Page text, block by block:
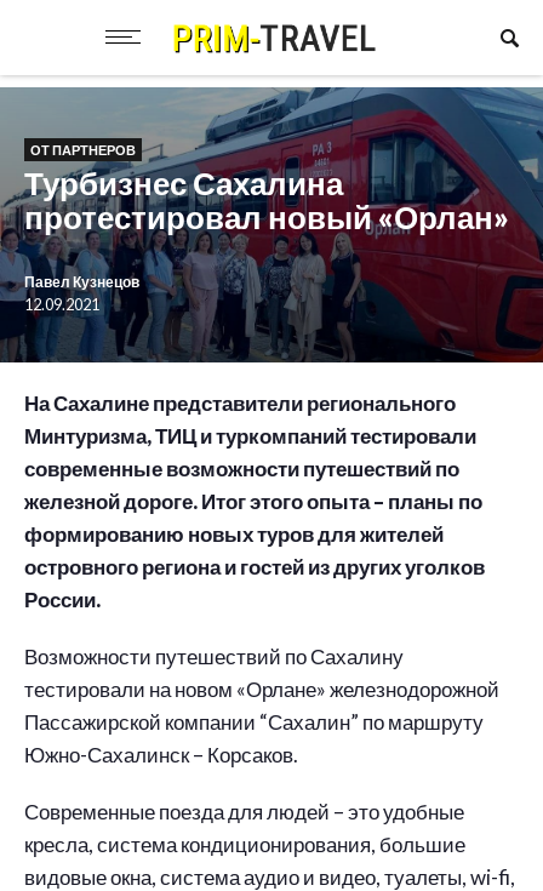
ОТ ПАРТНЕРОВ
Турбизнес Сахалина
протестировал новый «Орлан»
Павел Кузнецов
12.09.2021
На Сахалине представители регионального
Минтуризма, ТИЦ и туркомпаний тестировали
современные возможности путешествий по
железной дороге. Итог этого опыта – планы по
формированию новых туров для жителей
островного региона и гостей из других уголков
России.
Возможности путешествий по Сахалину
тестировали на новом «Орлане» железнодорожной
Пассажирской компании “Сахалин” по маршруту
Южно-Сахалинск – Корсаков.
Современные поезда для людей – это удобные
кресла, система кондиционирования, большие
видовые окна, система аудио и видео, туалеты, wi-fi,